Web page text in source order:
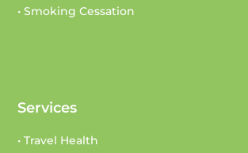
Services
• Travel Health
• Smoking Cessation